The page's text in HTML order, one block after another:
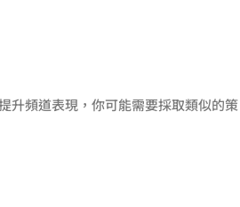
升頻道表現，你可能需要採取類似的策